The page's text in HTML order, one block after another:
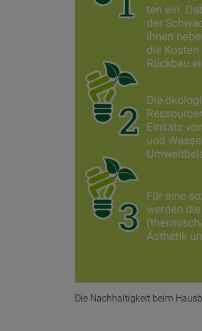
Die Nachhaltigkeit beim